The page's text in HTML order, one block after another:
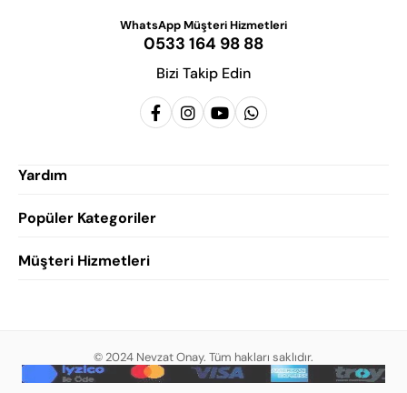
WhatsApp Müşteri Hizmetleri
0533 164 98 88
Bizi Takip Edin
Yardım
Hakkımızda
Popüler Kategoriler
Erkek Klasik Ayakkabı
Erkek Günlük Ayakkabı
Erkek Sandalet
Müşteri Hizmetleri
Mesafeli Satış Sözleşmesi
© 2024 Nevzat Onay. Tüm hakları saklıdır.